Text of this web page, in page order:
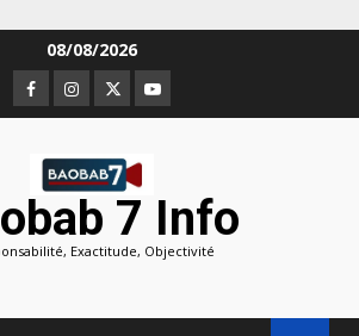
08/08/2026
Facebook
Instagram
TwitterYoutube
7 Info
Exactitude, Objectivité